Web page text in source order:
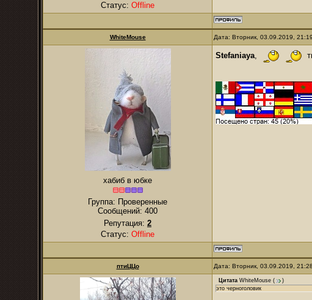
Статус: Offline
WhiteMouse Дата: Вторник, 03.09.2019,
хабиб в юбке
Группа: Проверенные
Сообщений: 400
Репутация: 2
Статус: Offline
Stefaniaya,
птиЦЦо Дата: Вторник, 03.09.2019,
Цитата WhiteMouse (
)
это черноголовик